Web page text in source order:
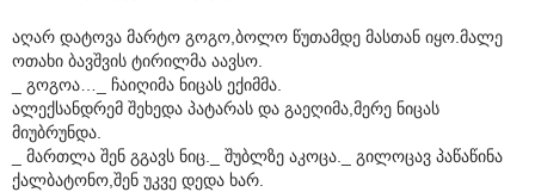
აღარ დატოვა მარტო გოგო,ბოლო წუთამდე მასთან იყო.მალე
ოთახი ბავშვის ტირილმა აავსო.
_ გოგოა…_ ჩაიღიმა ნიცას ექიმმა.
ალექსანდრემ შეხედა პატარას და გაეღიმა,მერე ნიცას
მიუბრუნდა.
_ მართლა შენ გგავს ნიც._ შუბლზე აკოცა._ გილოცავ პაწაწინა
ქალბატონო,შენ უკვე დედა ხარ.